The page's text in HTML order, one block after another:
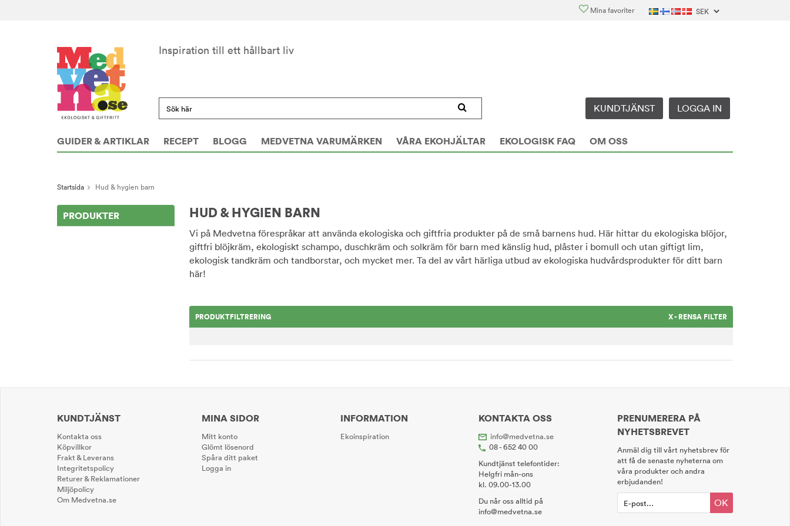
Mina favoriter
Inspiration till ett hållbart liv
KUNDTJÄNST LOGGA IN
GUIDER & ARTIKLAR RECEPT BLOGG MEDVETNA VARUMÄRKEN VÅRA EKOHJÄLTAR EKOLOGISK FAQ OM OSS
Startsida Hud & hygien barn
PRODUKTER HUD & HYGIEN BARN
Vi på Medvetna förespråkar att använda ekologiska och giftfria produkter på de små barnens hud. Här hittar du ekologiska blöjor,
giftfri blöjkräm, ekologiskt schampo, duschkräm och solkräm för barn med känslig hud, plåster i bomull och utan giftigt lim,
ekologisk tandkräm och tandborstar, och mycket mer. Ta del av vårt härliga utbud av ekologiska hudvårdsprodukter för ditt barn
här!
PRODUKTFILTRERING X - RENSA FILTER
KUNDTJÄNST
Kontakta oss
Köpvillkor
Frakt & Leverans
Integritetspolicy
Returer & Reklamationer
Miljöpolicy
Om Medvetna.se
MINA SIDOR
Mitt konto
Glömt lösenord
Spåra ditt paket
Logga in
INFORMATION
Ekoinspiration
KONTAKTA OSS
info@medvetna.se
08 - 652 40 00
Kundtjänst telefontider:
Helgfri mån-ons
kl. 09.00-13.00
Du når oss alltid på
info@medvetna.se
PRENUMERERA PÅ
NYHETSBREVET
Anmäl dig till vårt nyhetsbrev för
att få de senaste nyheterna om
våra produkter och andra
erbjudanden!
OK